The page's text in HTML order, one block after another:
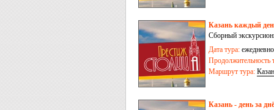
Казань каждый
Сборный
Дата тура:
Продолжительность
Маршрут тура:
Казань - день за